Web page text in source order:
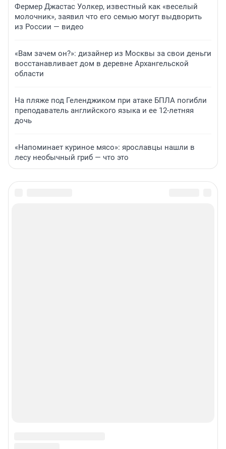
Фермер Джастас Уолкер, известный как «веселый
молочник», заявил что его семью могут выдворить
из России — видео
«Вам зачем он?»: дизайнер из Москвы за свои деньги
восстанавливает дом в деревне Архангельской
области
На пляже под Геленджиком при атаке БПЛА погибли
преподаватель английского языка и ее 12-летняя
дочь
«Напоминает куриное мясо»: ярославцы нашли в
лесу необычный гриб — что это